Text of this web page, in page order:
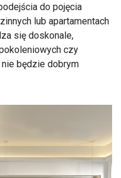
do pojęcia
lub apartamentach
się doskonale,
czy
będzie dobrym